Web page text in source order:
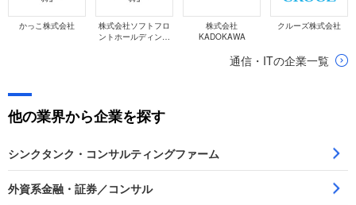
かっこ株式会社
株式会社ソフトフロ
ントホールディング
株式会社
KADOKAWA
クルーズ株式会社
通信・ITの企業一覧
他の業界から企業を探す
シンクタンク・コンサルティングファーム
外資系金融・証券／コンサル